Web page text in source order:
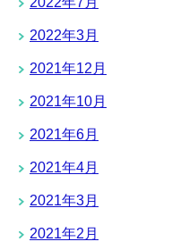
2022年3月
2021年12月
2021年10月
2021年6月
2021年4月
2021年3月
2021年2月